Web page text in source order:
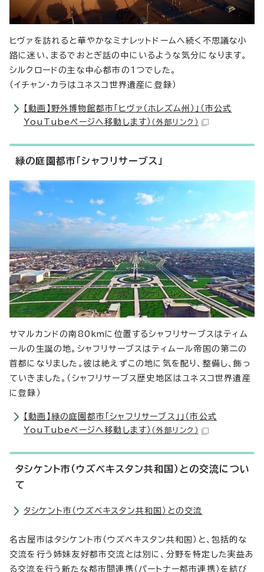
ヒヴァを訪れると華やかなミナレットドームへ続く不思議な小
路に迷い、まるでおとぎ話の中にいるような気分になります。
シルクロードの主な中心都市の1つでした。
（イチャン・カラはユネスコ世界遺産に登録）
【動画】野外博物館都市「ヒヴァ（ホレズム州）」（市公式
YouTubeページへ移動します） （外部リンク）
緑の庭園都市「シャフリサーブス」
サマルカンドの南80kmに位置するシャフリサーブスはティム
ールの生誕の地。シャフリサーブスはティムール帝国の第二の
首都になりました。彼は絶えずこの地に気を配り、整備し、飾っ
ていきました。（シャフリサーブス歴史地区はユネスコ世界遺産
に登録）
【動画】緑の庭園都市「シャフリサーブス」」（市公式
YouTubeページへ移動します） （外部リンク）
タシケント市（ウズベキスタン共和国）との交流につい
て
タシケント市（ウズベキスタン共和国）との交流
名古屋市はタシケント市（ウズベキスタン共和国）と、包括的な
交流を行う姉妹友好都市交流とは別に、分野を特定した実益あ
る交流を行う新たな都市間連携（パートナー都市連携）を結び